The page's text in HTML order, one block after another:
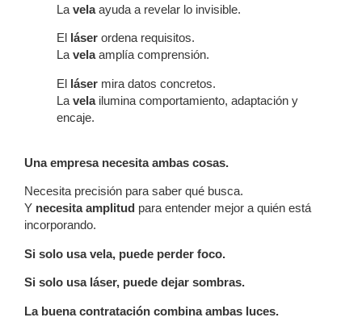
La velaayuda a revelar lo invisible.
El láser ordena requisitos.
La velaamplía comprensión.
El láser mira datos concretos.
La velailumina comportamiento, adaptación y
encaje.
Una empresa necesita ambas cosas.
Necesita precisión para saber qué busca.
Y necesita amplitud para entender mejor a quién está
incorporando.
Si solo usa vela, puede perder foco.
Si solo usa láser, puede dejar sombras.
La buena contratación combina ambas luces.